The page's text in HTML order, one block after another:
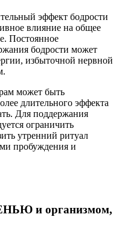
эффект бодрости
влияние на общее
Постоянное
бодрости может
избыточной нервной
может быть
длительного эффекта
Для поддержания
ограничить
утренний ритуал
пробуждения и
и организмом,